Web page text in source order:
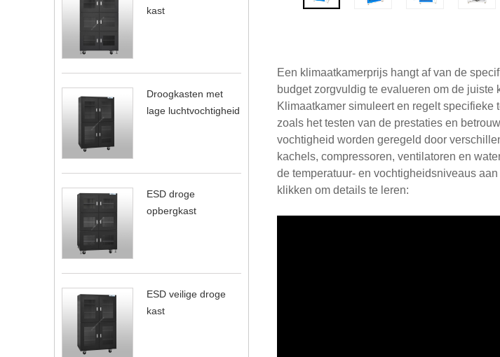
kast
Droogkasten met
lage luchtvochtigheid
ESD droge
opbergkast
ESD veilige droge
kast
Een klimaatkamerprijs hangt af van de
budget zorgvuldig te evalueren om de juiste
Klimaatkamer simuleert en regelt
zoals het testen van de prestaties en
vochtigheid worden geregeld door
kachels, compressoren, ventilatoren en
de temperatuur- en vochtigheidsniveaus
klikken om details te leren: